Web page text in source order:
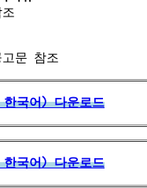
고문 참조
국어）다운로드
국어）다운로드